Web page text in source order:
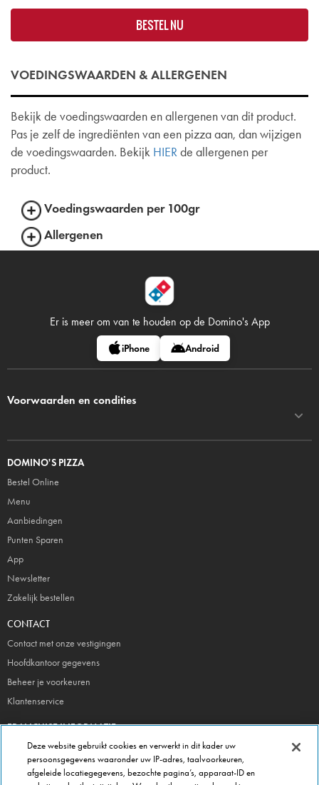
BESTEL NU
VOEDINGSWAARDEN & ALLERGENEN
Bekijk de voedingswaarden en allergenen van dit product.
Pas je zelf de ingrediënten van een pizza aan, dan wijzigen
de voedingswaarden. Bekijk HIERde allergenen per
product.
Voedingswaarden per 100gr
Allergenen
Er is meer om van te houden op de Domino's App
iPhone Android
Voorwaarden en condities
DOMINO'S PIZZA
Bestel Online
Menu
Aanbiedingen
Punten Sparen
App
Newsletter
Zakelijk bestellen
CONTACT
Contact met onze vestigingen
Hoofdkantoor gegevens
Beheer je voorkeuren
Klantenservice
FRANCHISE INFORMATIE
Meld je direct aan!
Franchise Brochure
Deze website gebruikt cookies en verwerkt in dit kader uw
persoonsgegevens waaronder uw IP-adres, taalvoorkeuren,
afgeleide locatiegegevens, bezochte pagina’s, apparaat-ID en